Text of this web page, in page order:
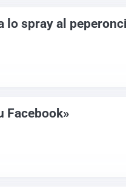
lo spray al
Facebook»